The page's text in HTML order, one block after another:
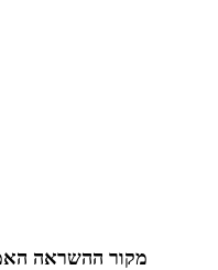
מקור ההשראה